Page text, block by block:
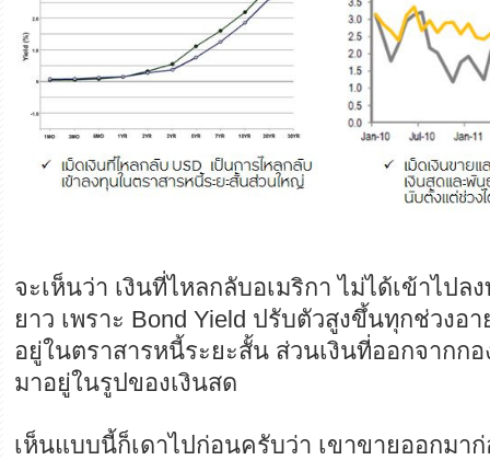
จะเห็นว่า เงินที่ไหลกลับอเมริกา ไม่ได้เข้าไป
ยาว เพราะ Bond Yield ปรับตัวสูงขึ้นทุกช่วงอ
อยู่ในตราสารหนี้ระยะสั้น ส่วนเงินที่ออกจากก
มาอยู่ในรูปของเงินสด
เห็นแบบนี้ก็เดาไปก่อนครับว่า เขาขายออกมา